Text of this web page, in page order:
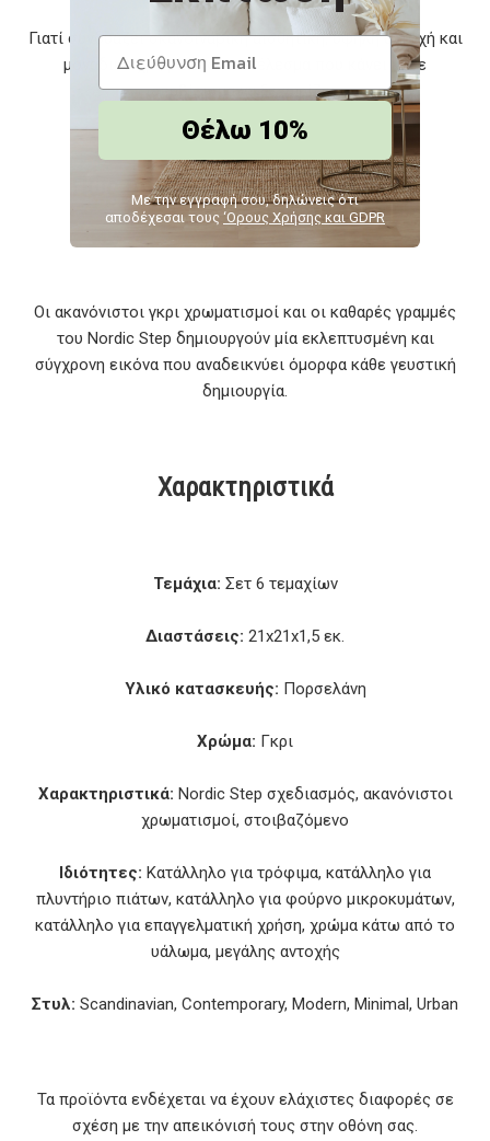
Γιατί συνδυάζει σκανδιναβική αισθητική, υψηλή αντοχή και
μοναδικό χρωματικό αποτέλεσμα που κάνει κάθε
σερβίρισμα να ξεχωρίζει.
Πώς συμβάλλει στην εικόνα του
τραπεζιού;
Οι ακανόνιστοι γκρι χρωματισμοί και οι καθαρές γραμμές
του Nordic Step δημιουργούν μία εκλεπτυσμένη και
σύγχρονη εικόνα που αναδεικνύει όμορφα κάθε γευστική
δημιουργία.
Χαρακτηριστικά
Τεμάχια: Σετ 6 τεμαχίων
Διαστάσεις: 21x21x1,5 εκ.
Υλικό κατασκευής: Πορσελάνη
Χρώμα: Γκρι
Χαρακτηριστικά: Nordic Step σχεδιασμός, ακανόνιστοι
χρωματισμοί, στοιβαζόμενο
Ιδιότητες: Κατάλληλο για τρόφιμα, κατάλληλο για
πλυντήριο πιάτων, κατάλληλο για φούρνο μικροκυμάτων,
κατάλληλο για επαγγελματική χρήση, χρώμα κάτω από το
υάλωμα, μεγάλης αντοχής
Στυλ: Scandinavian, Contemporary, Modern, Minimal, Urban
Τα προϊόντα ενδέχεται να έχουν ελάχιστες διαφορές σε
σχέση με την απεικόνισή τους στην οθόνη σας.
Θέλω 10%
Με την εγγραφή σου, δηλώνεις ότι
αποδέχεσαι τους ‘Ορους Χρήσης και GDPR